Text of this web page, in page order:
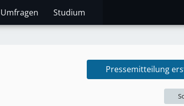
Umfragen Studium
Pressemitteilung